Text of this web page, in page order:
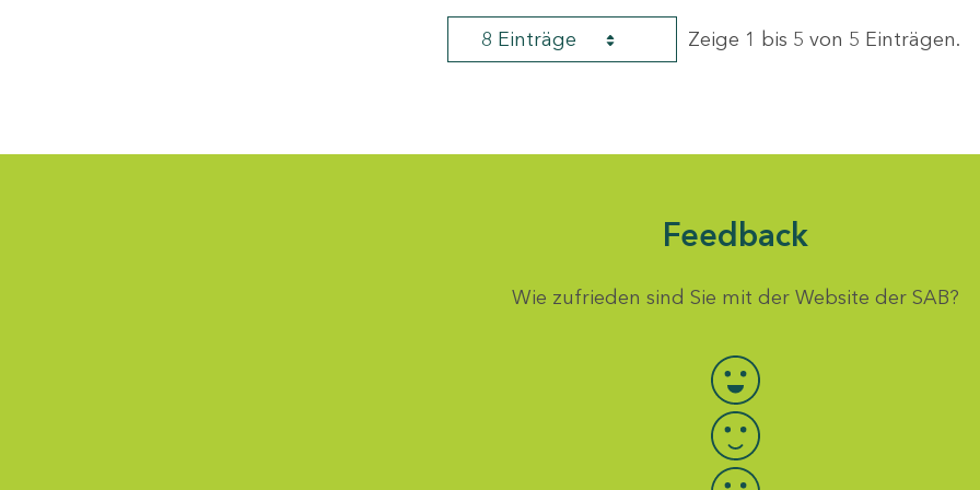
8 Einträge Zeige 1 bis 5 von 5 Einträgen.
Feedback
Wie zufrieden sind Sie mit der Website der SAB?
Bewertung auswählen